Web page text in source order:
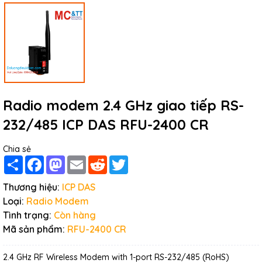
Radio modem 2.4 GHz giao tiếp RS-
232/485 ICP DAS RFU-2400 CR
Chia sẻ
Share FacebookMastodon
Email Reddit
Thương hiệu: ICP DAS
Loại: Radio Modem
Tình trạng: Còn hàng
Mã sản phẩm: RFU-2400 CR
2.4 GHz RF Wireless Modem with 1-port RS-232/485 (RoHS)